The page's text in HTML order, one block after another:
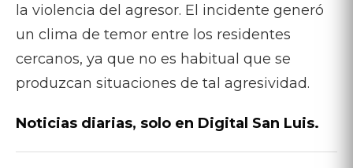
la violencia del agresor. El incidente generó
un clima de temor entre los residentes
cercanos, ya que no es habitual que se
produzcan situaciones de tal agresividad.
Noticias diarias, solo en Digital San Luis.